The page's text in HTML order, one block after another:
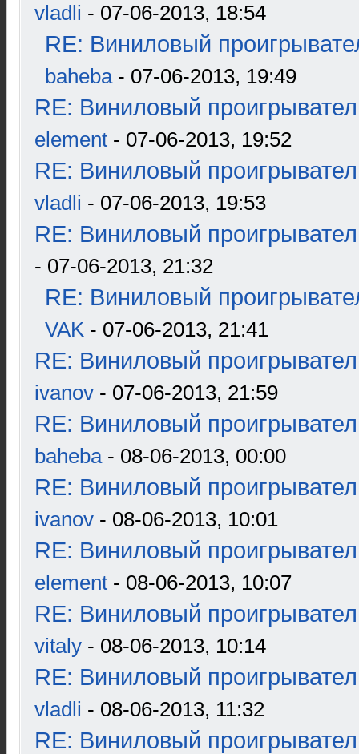
vladli - 07-06-2013, 18:54
RE: Виниловый
baheba- 07-06-2013, 19:49
RE: Виниловый
element - 07-06-2013, 19:52
RE: Виниловый
vladli - 07-06-2013, 19:53
RE: Виниловый
- 07-06-2013, 21:32
RE: Виниловый
VAK - 07-06-2013, 21:41
RE: Виниловый
ivanov - 07-06-2013, 21:59
RE: Виниловый
baheba- 08-06-2013, 00:00
RE: Виниловый
ivanov - 08-06-2013, 10:01
RE: Виниловый
element - 08-06-2013, 10:07
RE: Виниловый
vitaly - 08-06-2013, 10:14
RE: Виниловый
vladli - 08-06-2013, 11:32
RE: Виниловый